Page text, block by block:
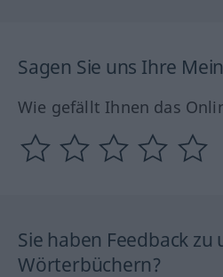
Sagen Sie uns Ihre
Wie gefällt Ihnen das
Sie haben Feedback
Wörterbüchern?